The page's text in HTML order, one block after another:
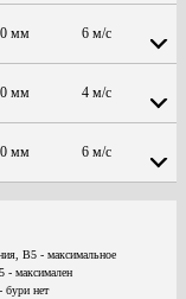
0 мм 6 м/с
0 мм 4 м/с
0 мм 6 м/с
В5 - максимальное
- максимален
нет